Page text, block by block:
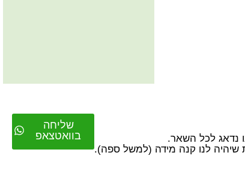
שליחה
בוואטצאפ
שיהיה לנו קנה מידה (למשל ספה).